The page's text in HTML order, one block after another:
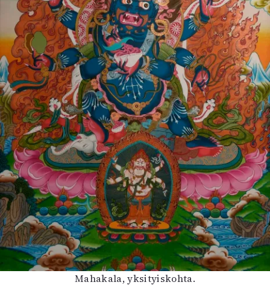
Mahakala, yksityiskohta.